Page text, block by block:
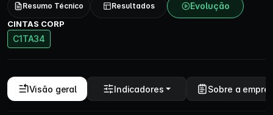
Resumo Técnico Resultados Evolução
CINTAS CORP
C1TA34
Visão geral Indicadores Sobre a